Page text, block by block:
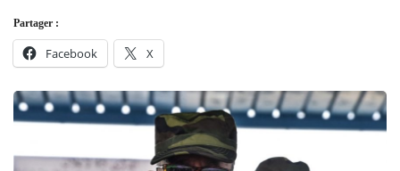
Partager :
Facebook X